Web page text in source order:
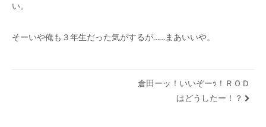
い。
そーいや俺も３年生だった気がするが……まあいいや。
倉田ーッ！いいぞーｯ！ＲＯＤ
はどうしたー！？